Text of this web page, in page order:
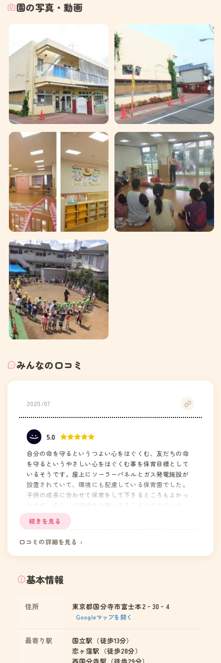
園の写真・動画
みんなの口コミ
2020/07
5.0
自分の命を守るというつよい心をはぐくむ、友だちの命
を守るというやさしい心をはぐくむ事を保育目標として
いるそうです。屋上にソーラーパネルとガス発電施設が
設置されていて、環境にも配慮している保育園でした。
子供の成長に合わせて保育をして下さるところもよかっ
す。
続きを見る
口コミの詳細を見る ›
基本情報
住所 東京都国分寺市富士本2‐30‐4
Googleマップを開く
最寄り駅
国立駅（徒歩13分）
恋ヶ窪駅（徒歩28分）
西国分寺駅（徒歩29分）